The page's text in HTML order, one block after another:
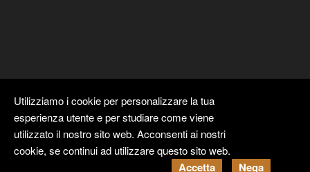
Copyright © Kyuubi Cloud SolutionbySTUDIO 99. Tutti i diritti
Utilizziamo i cookie per personalizzare la tua
esperienza utente e per studiare come viene
utilizzato il nostro sito web. Acconsenti ai nostri
cookie, se continui ad utilizzare questo sito web.
Accetta Nega